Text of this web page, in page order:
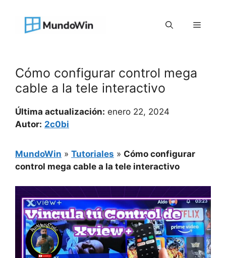
contenido
Menú
Cómo configurar control mega
cable a la tele interactivo
Última actualización: enero 22, 2024
Autor: 2c0bi
MundoWin » Tutoriales » Cómo configurar
control mega cable a la tele interactivo